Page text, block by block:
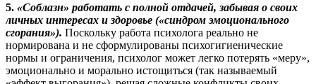
5. «Соблазн» работать с полной отдачей, забывая о своих
личных интересах и здоровье («синдром эмоционального
сгорания»). Поскольку работа психолога реально не
нормирована и не сформулированы психогигиенические
нормы и ограничения, психолог может легко потерять «меру»,
эмоционально и морально истощиться (так называемый